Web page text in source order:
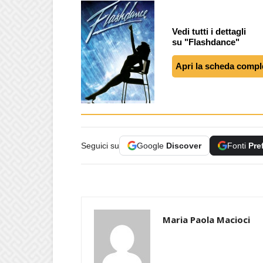
Vedi tutti i dettagli
su "Flashdance"
Apri la scheda
Seguici su Google Discover Fonti
Maria Paola Macioci